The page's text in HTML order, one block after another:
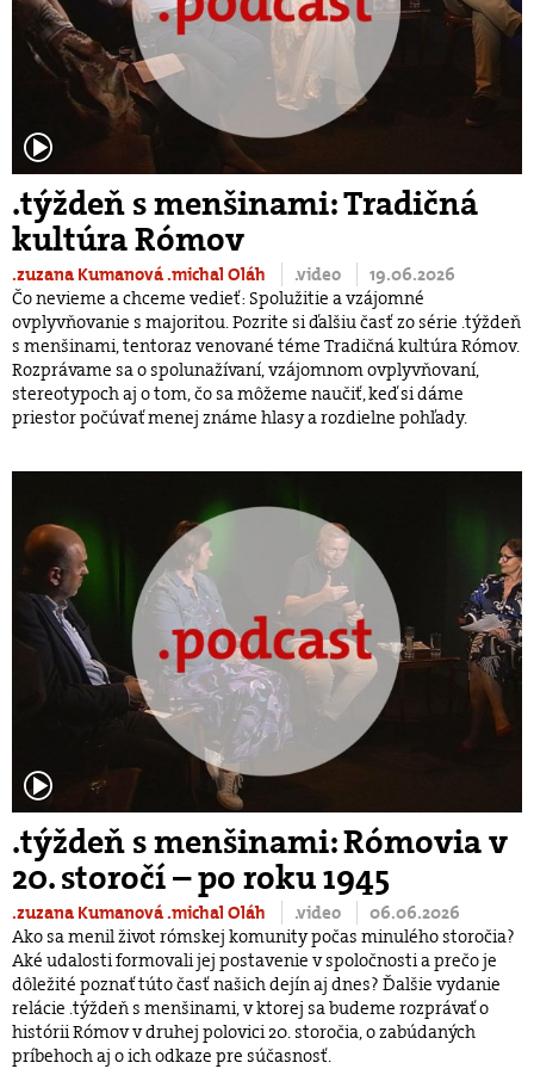
.týždeň s menšinami: Tradičná
kultúra Rómov
.zuzana Kumanová.michal Oláh .video
19.06.2026
Čo nevieme a chceme vedieť: Spolužitie a vzájomné
ovplyvňovanie s majoritou. Pozrite si ďalšiu časť zo série .týždeň
s menšinami, tentoraz venované téme Tradičná kultúra Rómov.
Rozprávame sa o spolunažívaní, vzájomnom ovplyvňovaní,
stereotypoch aj o tom, čo sa môžeme naučiť, keď si dáme
priestor počúvať menej známe hlasy a rozdielne pohľady.
.týždeň s menšinami: Rómovia v
20. storočí – po roku 1945
.zuzana Kumanová.michal Oláh .video
06.06.2026
Ako sa menil život rómskej komunity počas minulého storočia?
Aké udalosti formovali jej postavenie v spoločnosti a prečo je
dôležité poznať túto časť našich dejín aj dnes? Ďalšie vydanie
relácie .týždeň s menšinami, v ktorej sa budeme rozprávať o
histórii Rómov v druhej polovici 20. storočia, o zabúdaných
príbehoch aj o ich odkaze pre súčasnosť.